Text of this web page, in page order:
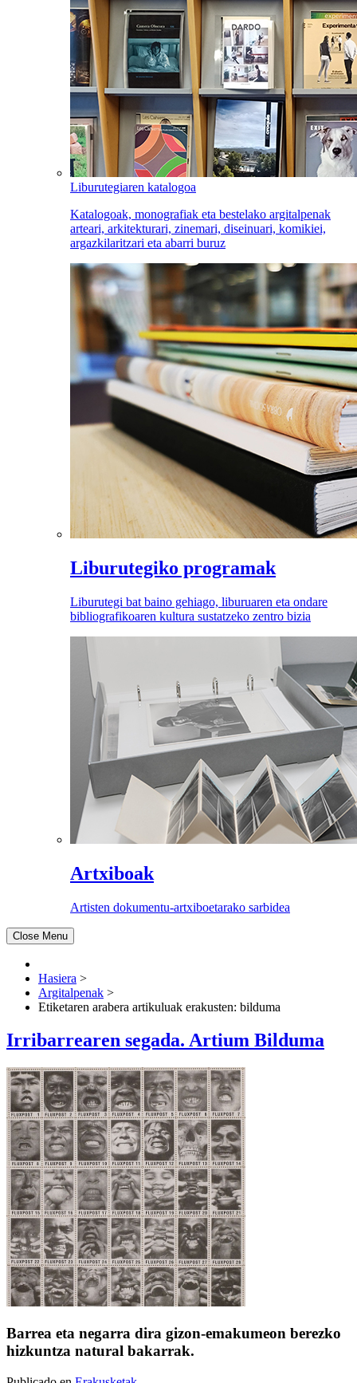
Liburutegiaren katalogoa
Katalogoak, monografiak eta bestelako argitalpenak
arteari, arkitekturari, zinemari, diseinuari, komikiei,
argazkilaritzari eta abarri buruz
Liburutegiko programak
Liburutegi bat baino gehiago, liburuaren eta ondare
bibliografikoaren kultura sustatzeko zentro bizia
Artxiboak
Artisten dokumentu-artxiboetarako sarbidea
Close Menu
Hasiera >
Argitalpenak >
Etiketaren arabera artikuluak erakusten: bilduma
Irribarrearen segada. Artium Bilduma
Barrea eta negarra dira gizon-emakumeon berezko
hizkuntza natural bakarrak.